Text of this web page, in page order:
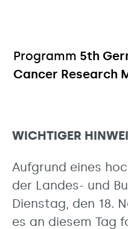
Programm 5th
Cancer Research
WICHTIGER
Aufgrund eines
der Landes- und
Dienstag, den 18.
es an diesem Tag